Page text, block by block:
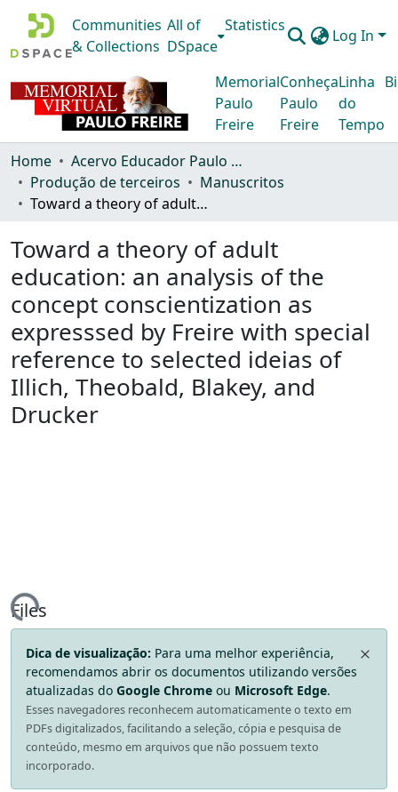
Communities
& Collections
All of
DSpace
Statistics
Log In
Memorial
Paulo
Freire
Conheça
Paulo
Freire
Linha
do
Tempo
Home
Acervo Educador Paulo Freire
Produção de terceiros
Manuscritos
Toward a theory of adult education: an analysis of the concept conscientization as expresssed by Freire with special reference to selected ideias of Illich, Theobald, Blakey, and Drucker
Toward a theory of adult
education: an analysis of the
concept conscientization as
expresssed by Freire with special
reference to selected ideias of
Illich, Theobald, Blakey, and
Drucker
Files
Dica de visualização: Para uma melhor experiência,
recomendamos abrir os documentos utilizando versões
atualizadas do Google Chrome ou Microsoft Edge.
Esses navegadores reconhecem automaticamente o texto em
PDFs digitalizados, facilitando a seleção, cópia e pesquisa de
conteúdo, mesmo em arquivos que não possuem texto
incorporado.